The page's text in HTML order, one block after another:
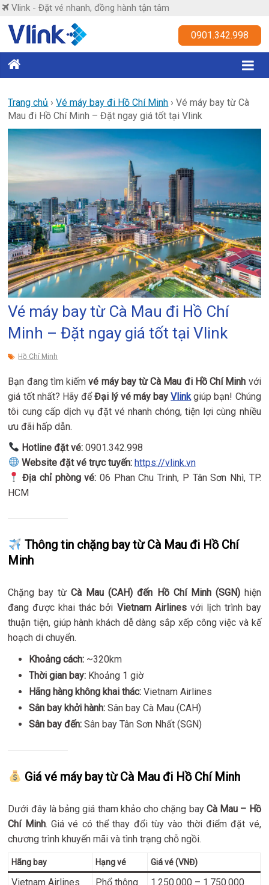
Skip
content
Vlink - Đặt vé nhanh, đồng hành tận tâm
Vlink
nhanh,
đồng
hành
tận
tâm
0901.342.998
Trang chủ ›Vé máy bay đi Hồ Chí Minh ›Vé máy bay từ Cà
Mau đi Hồ Chí Minh – Đặt ngay giá tốt tại Vlink
Vé máy bay từ Cà Mau đi Hồ Chí
Minh – Đặt ngay giá tốt tại Vlink
Hồ Chí Minh
Bạn đang tìm kiếmvé máy bay từ Cà Mau đi Hồ Chí Minh với
giá tốt nhất? Hãy đểĐại lý vé máy bayVlinkgiúp bạn! Chúng
tôi cung cấp dịch vụ đặt vé nhanh chóng, tiện lợi cùng nhiều
ưu đãi hấp dẫn.
Hotline đặt vé:0901.342.998
Website đặt vé trực tuyến: https://vlink.vn
Địa chỉ phòng vé: 06 Phan Chu Trinh, P Tân Sơn Nhì, TP.
HCM
Thông tin chặng bay từ Cà Mau đi Hồ Chí
Minh
Chặng bay từCà Mau (CAH) đến Hồ Chí Minh (SGN)hiện
đang được khai thác bởi Vietnam Airlinesvới lịch trình bay
thuận tiện, giúp hành khách dễ dàng sắp xếp công việc và kế
hoạch di chuyển.
Khoảng cách: ~320km
Thời gian bay: Khoảng 1 giờ
Hãng hàng không khai thác: Vietnam Airlines
Sân bay khởi hành: Sân bay Cà Mau (CAH)
Sân bay đến: Sân bay Tân Sơn Nhất (SGN)
Giá vé máy bay từ Cà Mau đi Hồ Chí Minh
Dưới đây là bảng giá tham khảo cho chặng bay Cà Mau – Hồ
Chí Minh. Giá vé có thể thay đổi tùy vào thời điểm đặt vé,
chương trình khuyến mãi và tình trạng chỗ ngồi.
Hãng bay Hạng vé Giá vé (VNĐ)
Vietnam Airlines Phổ thông 1.250.000 – 1.750.000